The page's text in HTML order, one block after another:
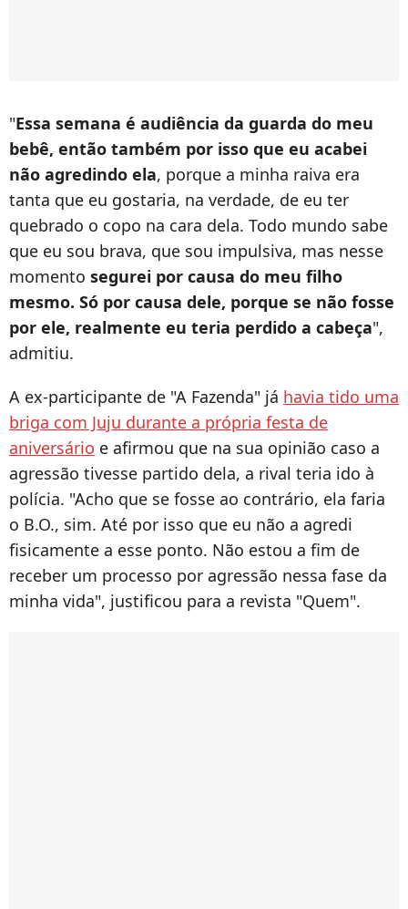
"Essa semana é audiência da guarda do meu
bebê, então também por isso que eu acabei
não agredindo ela, porque a minha raiva era
tanta que eu gostaria, na verdade, de eu ter
quebrado o copo na cara dela. Todo mundo sabe
que eu sou brava, que sou impulsiva, mas nesse
momento segurei por causa do meu filho
mesmo. Só por causa dele, porque se não fosse
por ele, realmente eu teria perdido a cabeça",
admitiu.
A ex-participante de "A Fazenda" já havia tido uma
briga com Juju durante a própria festa de
aniversário e afirmou que na sua opinião caso a
agressão tivesse partido dela, a rival teria ido à
polícia. "Acho que se fosse ao contrário, ela faria
o B.O., sim. Até por isso que eu não a agredi
fisicamente a esse ponto. Não estou a fim de
receber um processo por agressão nessa fase da
minha vida", justificou para a revista "Quem".